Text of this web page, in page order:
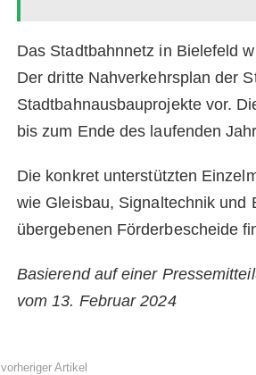
Das Stadtbahnnetz in Bielefeld
Der dritte Nahverkehrsplan der
Stadtbahnausbauprojekte vor.
bis zum Ende des laufenden
Die konkret unterstützten
wie Gleisbau, Signaltechnik und
übergebenen Förderbescheide
Basierend auf einer
vom 13. Februar 2024
vorheriger Artikel